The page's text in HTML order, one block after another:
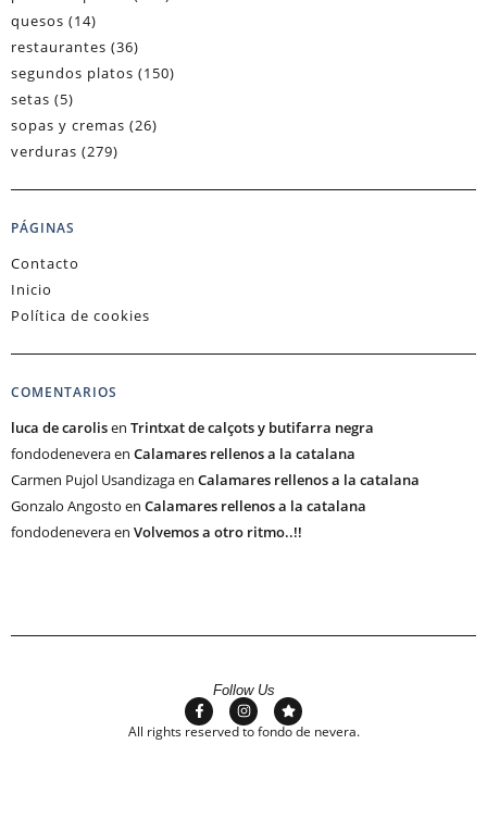
quesos (14)
restaurantes (36)
segundos platos (150)
setas (5)
sopas y cremas (26)
verduras (279)
PÁGINAS
Contacto
Inicio
Política de cookies
COMENTARIOS
luca de carolisen Trintxat de calçots y butifarra negra
fondodeneveraen Calamares rellenos a la catalana
Carmen Pujol Usandizagaen Calamares rellenos a la catalana
Gonzalo Angosto en Calamares rellenos a la catalana
fondodeneveraen Volvemos a otro ritmo..!!
Follow Us
All rights reserved to fondo de nevera.